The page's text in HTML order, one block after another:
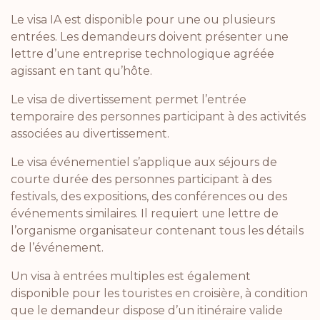
Le visa IA est disponible pour une ou plusieurs
entrées. Les demandeurs doivent présenter une
lettre d’une entreprise technologique agréée
agissant en tant qu’hôte.
Le visa de divertissement permet l’entrée
temporaire des personnes participant à des activités
associées au divertissement.
Le visa événementiel s’applique aux séjours de
courte durée des personnes participant à des
festivals, des expositions, des conférences ou des
événements similaires. Il requiert une lettre de
l’organisme organisateur contenant tous les détails
de l’événement.
Un visa à entrées multiples est également
disponible pour les touristes en croisière, à condition
que le demandeur dispose d’un itinéraire valide